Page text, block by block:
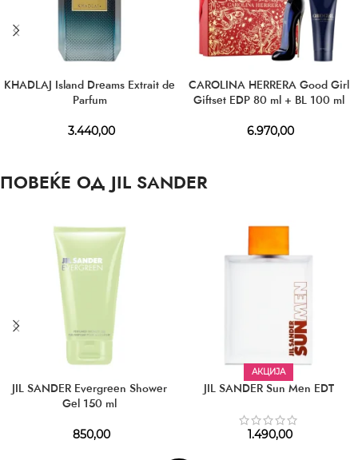
KHADLAJ Island Dreams Extrait de
Parfum
3.440,00
CAROLINA HERRERA Good Girl
Giftset EDP 80 ml + BL 100 ml
6.970,00
ПОВЕЌЕ ОД JIL SANDER
JIL SANDER Evergreen Shower
Gel 150 ml
850,00
АКЦИЈА
JIL SANDER Sun Men EDT
1.490,00